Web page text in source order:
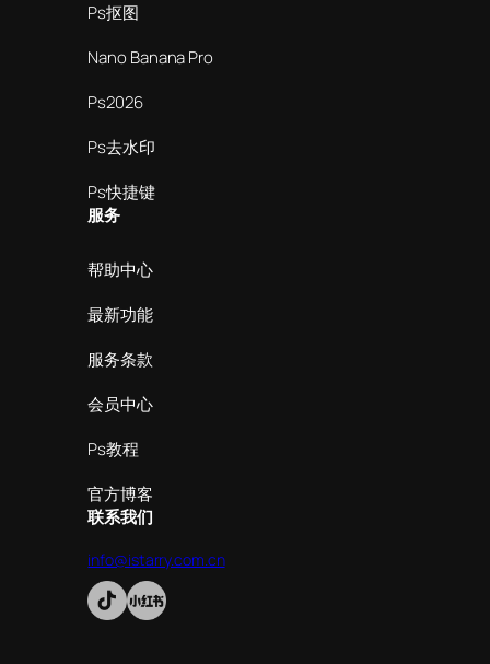
Ps抠图
Nano Banana Pro
Ps2026
Ps去水印
Ps快捷键
服务
帮助中心
最新功能
服务条款
会员中心
Ps教程
官方博客
联系我们
info@istarry.com.cn